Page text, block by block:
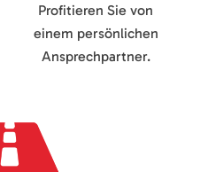
Profitieren Sie von
einem persönlichen
Ansprechpartner.